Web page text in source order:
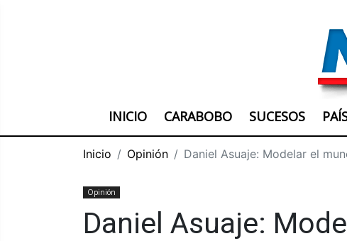
INICIO CARABOBO SUCESOS
Inicio Opinión Daniel Asuaje: Modelar el
Opinión
Daniel Asuaje: